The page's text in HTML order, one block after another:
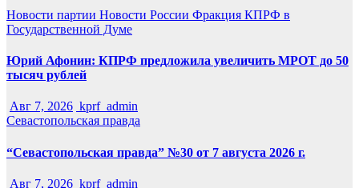
Новости партии Новости России Фракция КПРФ в
Государственной Думе
Юрий Афонин: КПРФ предложила увеличить МРОТ до 50
тысяч рублей
Авг 7, 2026 kprf_admin
Севастопольская правда
“Севастопольская правда” №30 от 7 августа 2026 г.
Авг 7, 2026 kprf_admin